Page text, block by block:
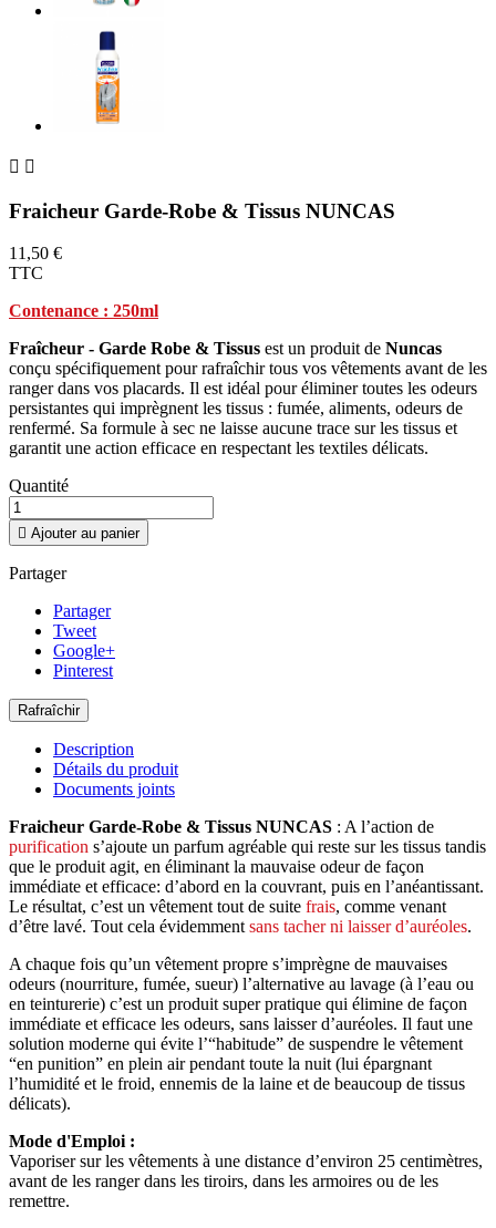
 
Fraicheur Garde-Robe & Tissus NUNCAS
11,50 €
TTC
Contenance : 250ml
Fraîcheur - Garde Robe & Tissus est un produit de Nuncas
conçu spécifiquement pour rafraîchir tous vos vêtements avant de les
ranger dans vos placards. Il est idéal pour éliminer toutes les odeurs
persistantes qui imprègnent les tissus : fumée, aliments, odeurs de
renfermé. Sa formule à sec ne laisse aucune trace sur les tissus et
garantit une action efficace en respectant les textiles délicats.
Quantité
 Ajouter au panier
Partager
Partager
Tweet
Google+
Pinterest
Description
Détails du produit
Documents joints
Fraicheur Garde-Robe & Tissus NUNCAS : A l’action de
purification s’ajoute un parfum agréable qui reste sur les tissus tandis
que le produit agit, en éliminant la mauvaise odeur de façon
immédiate et efficace: d’abord en la couvrant, puis en l’anéantissant.
Le résultat, c’est un vêtement tout de suite frais, comme venant
d’être lavé. Tout cela évidemmentsans tacher ni laisser d’auréoles.
A chaque fois qu’un vêtement propre s’imprègne de mauvaises
odeurs (nourriture, fumée, sueur) l’alternative au lavage (à l’eau ou
en teinturerie) c’est un produit super pratique qui élimine de façon
immédiate et efficace les odeurs, sans laisser d’auréoles. Il faut une
solution moderne qui évite l’“habitude” de suspendre le vêtement
“en punition” en plein air pendant toute la nuit (lui épargnant
l’humidité et le froid, ennemis de la laine et de beaucoup de tissus
délicats).
Mode d'Emploi :
Vaporiser sur les vêtements à une distance d’environ 25 centimètres,
avant de les ranger dans les tiroirs, dans les armoires ou de les
remettre.